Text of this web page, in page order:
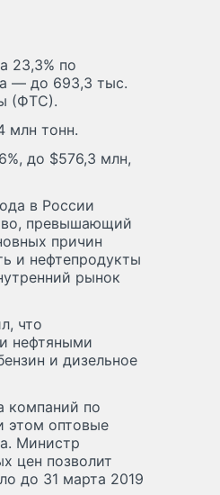
23,3% по
— до 693,3 тыс.
(ФТС).
млн тонн.
до $576,3 млн,
в России
превышающий
причин
и нефтепродукты
рынок
что
нефтяными
и дизельное
компаний по
этом оптовые
Министр
цен позволит
до 31 марта 2019